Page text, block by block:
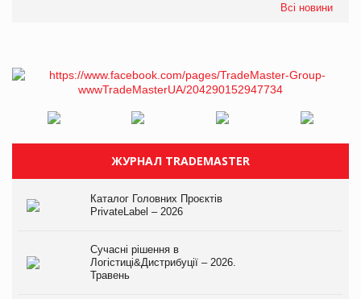
Всі новини
ЖУРНАЛ TRADEMASTER
Каталог Головних Проєктів
PrivateLabel – 2026
Сучасні рішення в
Логістиці&Дистрибуції – 2026.
Травень